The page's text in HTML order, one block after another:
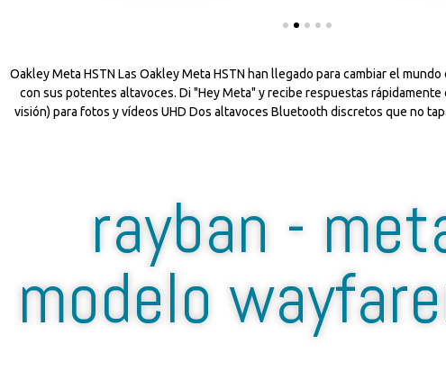
Oakley Meta HSTN Las Oakley Meta HSTN han llegado para cambiar el
con sus potentes altavoces. Di "Hey Meta" y recibe respuestas rápidamente
visión) para fotos y vídeos UHD Dos altavoces Bluetooth discretos que no
rayban -
modelo